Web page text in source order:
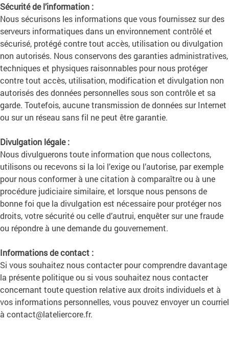
Sécurité de l’information :
Nous sécurisons les informations que vous fournissez sur des
serveurs informatiques dans un environnement contrôlé et
sécurisé, protégé contre tout accès, utilisation ou divulgation
non autorisés. Nous conservons des garanties administratives,
techniques et physiques raisonnables pour nous protéger
contre tout accès, utilisation, modification et divulgation non
autorisés des données personnelles sous son contrôle et sa
garde. Toutefois, aucune transmission de données sur Internet
ou sur un réseau sans fil ne peut être garantie.
Divulgation légale :
Nous divulguerons toute information que nous collectons,
utilisons ou recevons si la loi l’exige ou l’autorise, par exemple
pour nous conformer à une citation à comparaître ou à une
procédure judiciaire similaire, et lorsque nous pensons de
bonne foi que la divulgation est nécessaire pour protéger nos
droits, votre sécurité ou celle d’autrui, enquêter sur une fraude
ou répondre à une demande du gouvernement.
Informations de contact :
Si vous souhaitez nous contacter pour comprendre davantage
la présente politique ou si vous souhaitez nous contacter
concernant toute question relative aux droits individuels et à
vos informations personnelles, vous pouvez envoyer un courriel
à contact@lateliercore.fr.